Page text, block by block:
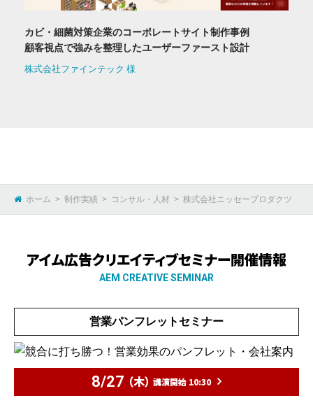
カビ・細菌対策企業のコーポレートサイト制作事例
顧客視点で強みを整理したユーザーファースト設計
株式会社ファインテック 様
ホーム 制作実績 コンサル・人材 株式会社ニッセープロダクツ
アイム広告クリエイティブセミナー開催情報
AEM CREATIVE SEMINAR
営業パンフレットセミナー
8/27 （木） 講演開始 10:30